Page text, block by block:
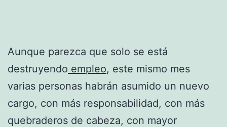
Aunque parezca que solo se está
destruyendo empleo, este mismo mes
varias personas habrán asumido un nuevo
cargo, con más responsabilidad, con más
quebraderos de cabeza, con mayor